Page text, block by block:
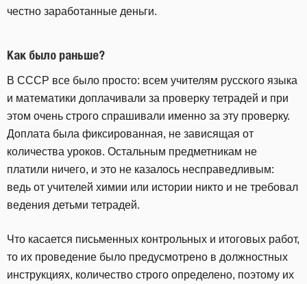
честно заработанные деньги.
Как было раньше?
В СССР все было просто: всем учителям русского языка
и математики доплачивали за проверку тетрадей и при
этом очень строго спрашивали именно за эту проверку.
Доплата была фиксированная, не зависящая от
количества уроков. Остальным предметникам не
платили ничего, и это не казалось несправедливым:
ведь от учителей химии или истории никто и не требовал
ведения детьми тетрадей.
Что касается письменных контрольных и итоговых работ,
то их проведение было предусмотрено в должностных
инструкциях, количество строго определено, поэтому их